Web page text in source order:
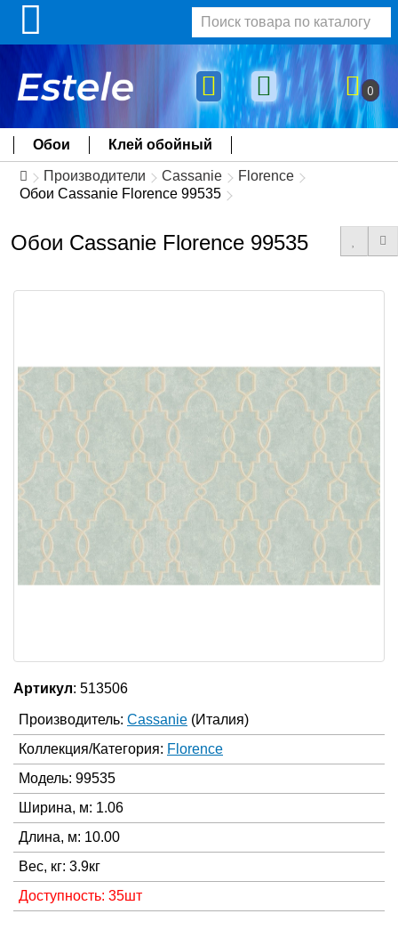
0
Обои Клей обойный
Производители Cassanie
Florence
Обои Cassanie Florence 99535
Обои Cassanie Florence 99535
Артикул: 513506
Производитель: Cassanie (Италия)
Коллекция/Категория: Florence
Модель: 99535
Ширина, м: 1.06
Длина, м: 10.00
Вес, кг: 3.9кг
Доступность: 35шт